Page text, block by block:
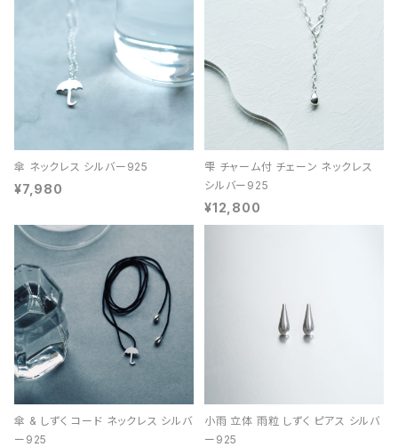
傘 ネックレス シルバー925
¥7,980
雫 チャーム付 チェーン ネックレス
シルバー925
¥12,800
傘 & しずく コード ネックレス シルバ
ー925
小雨 立体 雨粒 しずく ピアス シルバ
ー925